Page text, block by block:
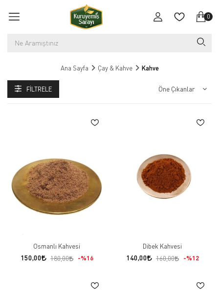
0
Ana Sayfa Çay & Kahve Kahve
FILTRELE
Osmanlı Kahvesi
150,00 180,00 %16
Dibek Kahvesi
140,00 160,00 %12